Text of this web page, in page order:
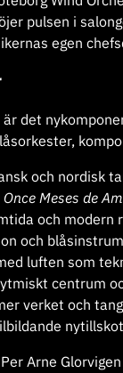
pulsen i
egen
det
och nordisk
Once Meses de
och modern
och
luften som
centrum
verket och
Arne